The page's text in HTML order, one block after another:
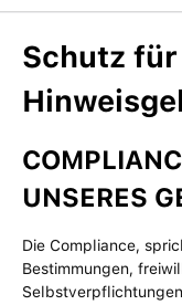
Schutz für
UNSERES
Die Compliance,
Bestimmungen,